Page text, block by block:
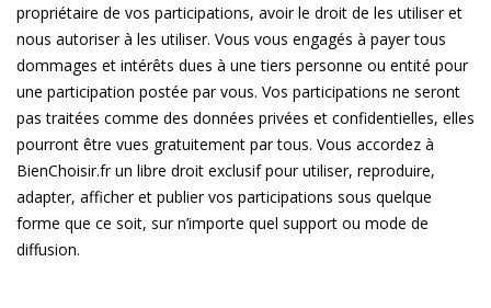
propriétaire de vos participations, avoir le droit de les utiliser et
nous autoriser à les utiliser. Vous vous engagés à payer tous
dommages et intérêts dues à une tiers personne ou entité pour
une participation postée par vous. Vos participations ne seront
pas traitées comme des données privées et confidentielles, elles
pourront être vues gratuitement par tous. Vous accordez à
BienChoisir.fr un libre droit exclusif pour utiliser, reproduire,
adapter, afficher et publier vos participations sous quelque
forme que ce soit, sur n’importe quel support ou mode de
diffusion.